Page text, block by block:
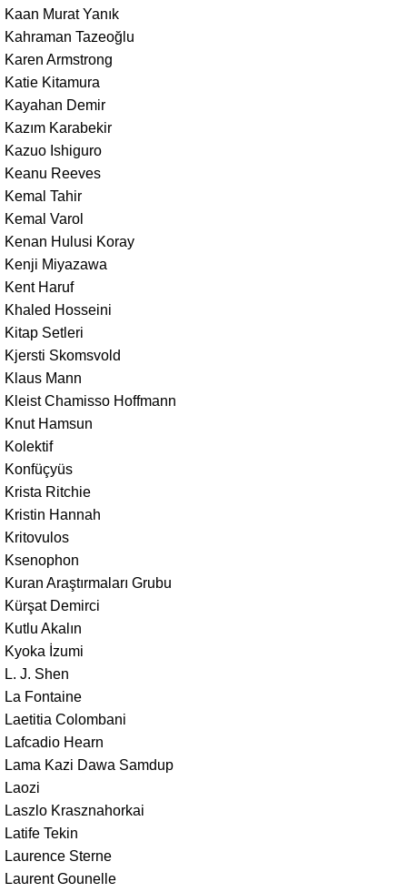
Kaan Murat Yanık
Kahraman Tazeoğlu
Karen Armstrong
Katie Kitamura
Kayahan Demir
Kazım Karabekir
Kazuo Ishiguro
Keanu Reeves
Kemal Tahir
Kemal Varol
Kenan Hulusi Koray
Kenji Miyazawa
Kent Haruf
Khaled Hosseini
Kitap Setleri
Kjersti Skomsvold
Klaus Mann
Kleist Chamisso Hoffmann
Knut Hamsun
Kolektif
Konfüçyüs
Krista Ritchie
Kristin Hannah
Kritovulos
Ksenophon
Kuran Araştırmaları Grubu
Kürşat Demirci
Kutlu Akalın
Kyoka İzumi
L. J. Shen
La Fontaine
Laetitia Colombani
Lafcadio Hearn
Lama Kazi Dawa Samdup
Laozi
Laszlo Krasznahorkai
Latife Tekin
Laurence Sterne
Laurent Gounelle